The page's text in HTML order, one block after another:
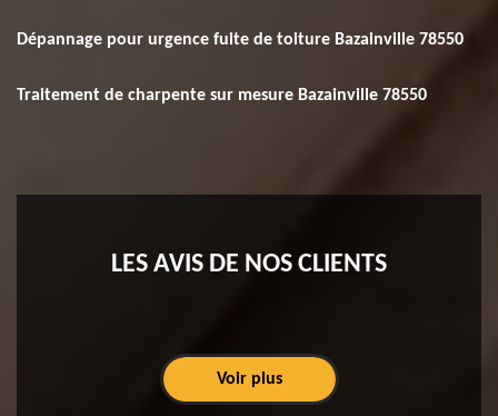
Dépannage pour urgence fuite de toiture Bazainville 78550
Traitement de charpente sur mesure Bazainville 78550
LES AVIS DE NOS CLIENTS
Voir plus